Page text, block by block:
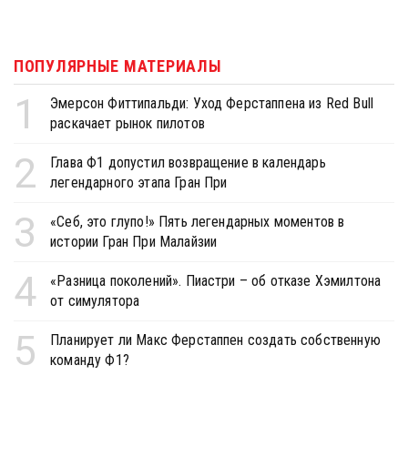
ПОПУЛЯРНЫЕ МАТЕРИАЛЫ
1
Эмерсон Фиттипальди: Уход Ферстаппена из Red Bull
раскачает рынок пилотов
2
Глава Ф1 допустил возвращение в календарь
легендарного этапа Гран При
3
«Себ, это глупо!» Пять легендарных моментов в
истории Гран При Малайзии
4
«Разница поколений». Пиастри – об отказе Хэмилтона
от симулятора
5
Планирует ли Макс Ферстаппен создать собственную
команду Ф1?